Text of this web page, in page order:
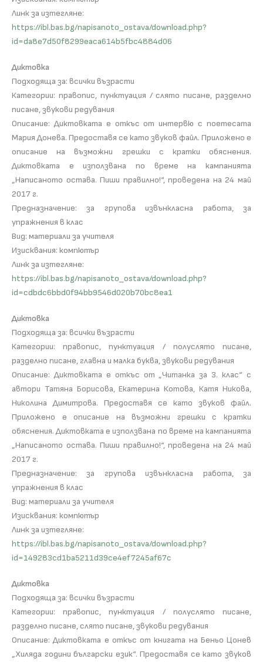
Линк за изтегляне:
https://ibl.bas.bg/napisanoto_ostava/download.php?
id=da8e7d50f8299eaca614b5fbc4884d06
Диктовка
Подходяща за: всички възрасти
Категории: правопис, пунктуация / слято писане, разделно
писане, звукови редувания
Описание: Диктовката е откъс от интервю с поетесата
Мария Донева. Предоставя се като звуков файл. Приложено е
описание на възможни грешки с кратки обяснения.
Диктовката е използвана по време на кампанията
„Написаното остава. Пиши правилно!“, проведена на 24 май
2017 г.
Предназначение: за групова извънкласна работа, за
упражнения в клас
Вид: материали за учителя
Изисквания: компютър
Линк за изтегляне:
https://ibl.bas.bg/napisanoto_ostava/download.php?
id=cdbdc6bbd0f94bb9546d020b70bc8ea1
Диктовка
Подходяща за: всички възрасти
Категории: правопис, пунктуация / полуслято писане,
разделно писане, главна и малка буква, звукови редувания
Описание: Диктовката е откъс от „Читанка за 3. клас“ с
автори Татяна Борисова, Екатерина Котова, Катя Никова,
Николина Димитрова. Предоставя се като звуков файл.
Приложено е описание на възможни грешки с кратки
обяснения. Диктовката е използвана по време на кампанията
„Написаното остава. Пиши правилно!“, проведена на 24 май
2017 г.
Предназначение: за групова извънкласна работа, за
упражнения в клас
Вид: материали за учителя
Изисквания: компютър
Линк за изтегляне:
https://ibl.bas.bg/napisanoto_ostava/download.php?
id=149283cd1ba5211d39ce4ef7245af67c
Диктовка
Подходяща за: всички възрасти
Категории: правопис, пунктуация / полуслято писане,
разделно писане, слято писане, звукови редувания
Описание: Диктовката е откъс от книгата на Беньо Цонев
„Хиляда години български език“. Предоставя се като звуков